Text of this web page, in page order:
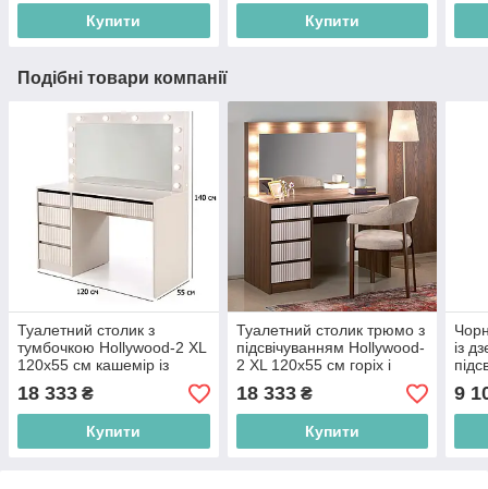
Купити Купити
Подібні товари компанії
Туалетний столик з
тумбочкою Hollywood-2 XL
120х55 см кашемір із
дзеркалом та підсвіткою
18 333 ₴
Купити
Туалетний столик трюмо з
підсвічуванням Hollywood-
2 XL 120х55 см горіх і
шухлядами
18 333₴
Купити
із
9